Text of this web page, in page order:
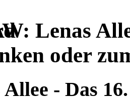
Lenas
oder
‐ Das